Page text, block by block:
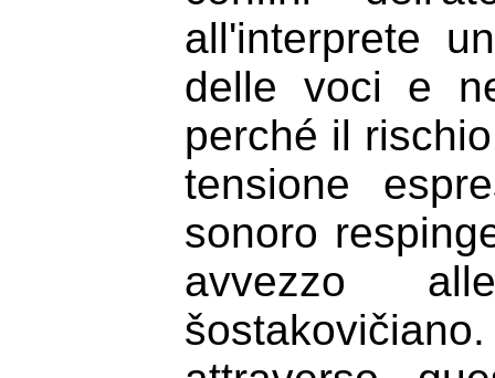
all'interprete
delle voci e
perché il
tensione
sonoro
avvezzo